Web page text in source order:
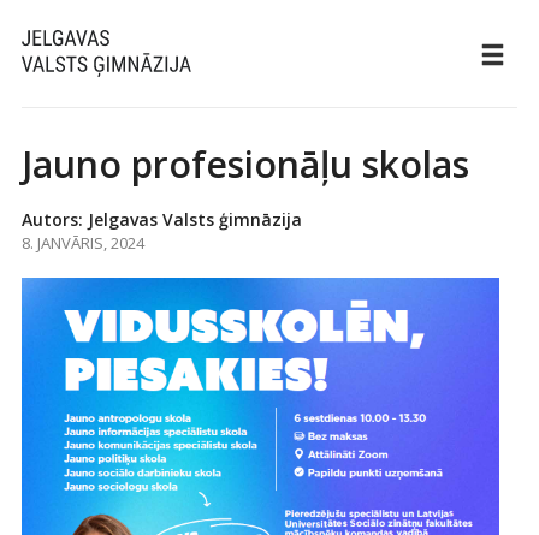
Jauno profesionāļu skolas
Autors: Jelgavas Valsts ģimnāzija
8. JANVĀRIS, 2024